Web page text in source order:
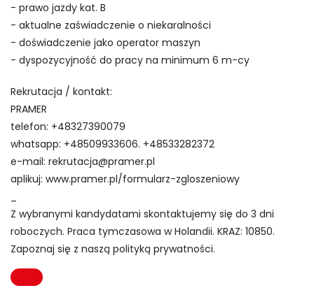
- prawo jazdy kat. B
- aktualne zaświadczenie o niekaralności
- doświadczenie jako operator maszyn
- dyspozycyjność do pracy na minimum 6 m-cy
Rekrutacja / kontakt:
PRAMER
telefon: +48327390079
whatsapp: +48509933606. +48533282372
e-mail: rekrutacja@pramer.pl
aplikuj: www.pramer.pl/formularz-zgloszeniowy
Z wybranymi kandydatami skontaktujemy się do 3 dni
roboczych. Praca tymczasowa w Holandii. KRAZ: 10850.
Zapoznaj się z naszą polityką prywatności.